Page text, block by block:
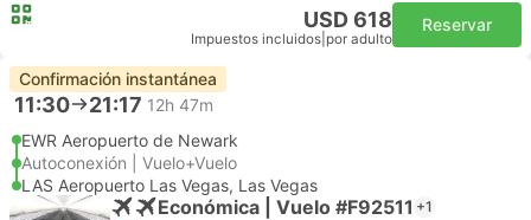
USD 618
Impuestos incluidos por adulto
Reservar
Confirmación instantánea
11:30 21:17 12h 47m
EWR Aeropuerto de Newark
Autoconexión | Vuelo+Vuelo
LAS Aeropuerto Las Vegas, Las Vegas
Económica | Vuelo #F92511 +1